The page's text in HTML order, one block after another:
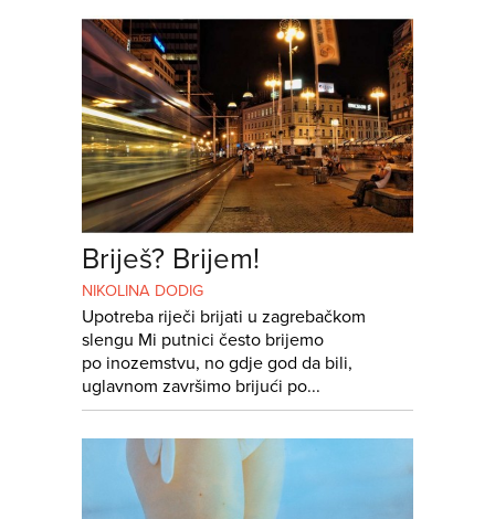
Briješ? Brijem!
NIKOLINA DODIG
Upotreba riječi brijati u zagrebačkom
slengu Mi putnici često brijemo
po inozemstvu, no gdje god da bili,
uglavnom završimo brijući po...